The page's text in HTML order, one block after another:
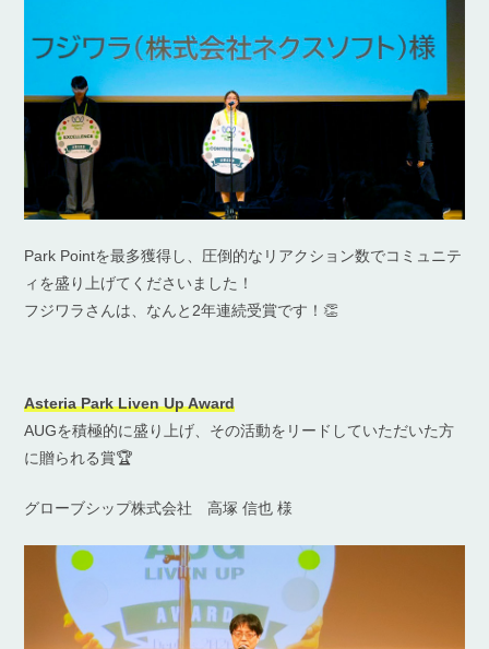
Park Pointを最多獲得し、圧倒的なリアクション数でコミュニテ
ィを盛り上げてくださいました！
フジワラさんは、なんと2年連続受賞です！👏
Asteria Park Liven Up Award
AUGを積極的に盛り上げ、その活動をリードしていただいた方
に贈られる賞🏆
グローブシップ株式会社 高塚 信也 様